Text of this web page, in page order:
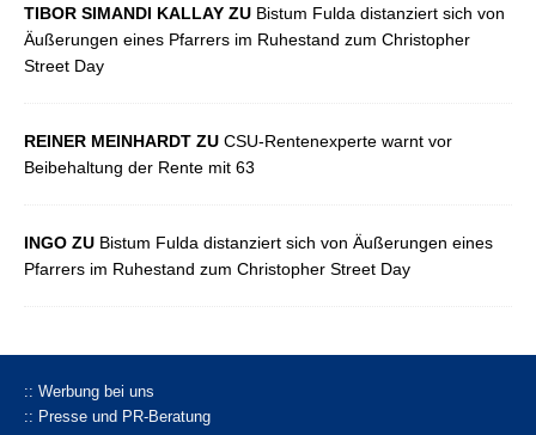
TIBOR SIMANDI KALLAY ZU Bistum Fulda distanziert sich von
Äußerungen eines Pfarrers im Ruhestand zum Christopher
Street Day
REINER MEINHARDT ZU CSU-Rentenexperte warnt vor
Beibehaltung der Rente mit 63
INGO ZU Bistum Fulda distanziert sich von Äußerungen eines
Pfarrers im Ruhestand zum Christopher Street Day
:: Werbung bei uns
:: Presse und PR-Beratung